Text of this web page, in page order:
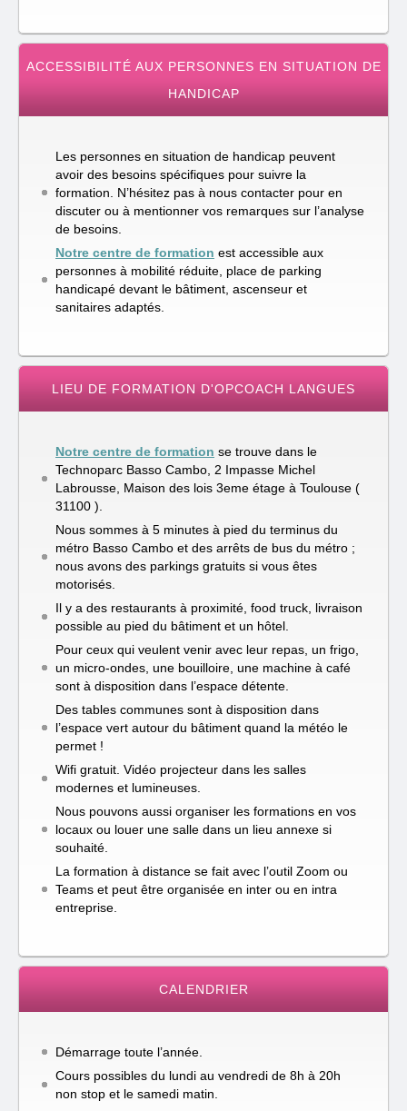
ACCESSIBILITÉ AUX PERSONNES EN SITUATION DE
HANDICAP
Les personnes en situation de handicap peuvent
avoir des besoins spécifiques pour suivre la
formation. N’hésitez pas à nous contacter pour en
discuter ou à mentionner vos remarques sur l’analyse
de besoins.
Notre centre de formation est accessible aux
personnes à mobilité réduite, place de parking
handicapé devant le bâtiment, ascenseur et
sanitaires adaptés.
LIEU DE FORMATION D'OPCOACH LANGUES
Notre centre de formation se trouve dans le
Technoparc Basso Cambo, 2 Impasse Michel
Labrousse, Maison des lois 3eme étage à Toulouse (
31100 ).
Nous sommes à 5 minutes à pied du terminus du
métro Basso Cambo et des arrêts de bus du métro ;
nous avons des parkings gratuits si vous êtes
motorisés.
Il y a des restaurants à proximité, food truck, livraison
possible au pied du bâtiment et un hôtel.
Pour ceux qui veulent venir avec leur repas, un frigo,
un micro-ondes, une bouilloire, une machine à café
sont à disposition dans l’espace détente.
Des tables communes sont à disposition dans
l’espace vert autour du bâtiment quand la météo le
permet !
Wifi gratuit. Vidéo projecteur dans les salles
modernes et lumineuses.
Nous pouvons aussi organiser les formations en vos
locaux ou louer une salle dans un lieu annexe si
souhaité.
La formation à distance se fait avec l’outil Zoom ou
Teams et peut être organisée en inter ou en intra
entreprise.
CALENDRIER
Démarrage toute l’année.
Cours possibles du lundi au vendredi de 8h à 20h
non stop et le samedi matin.